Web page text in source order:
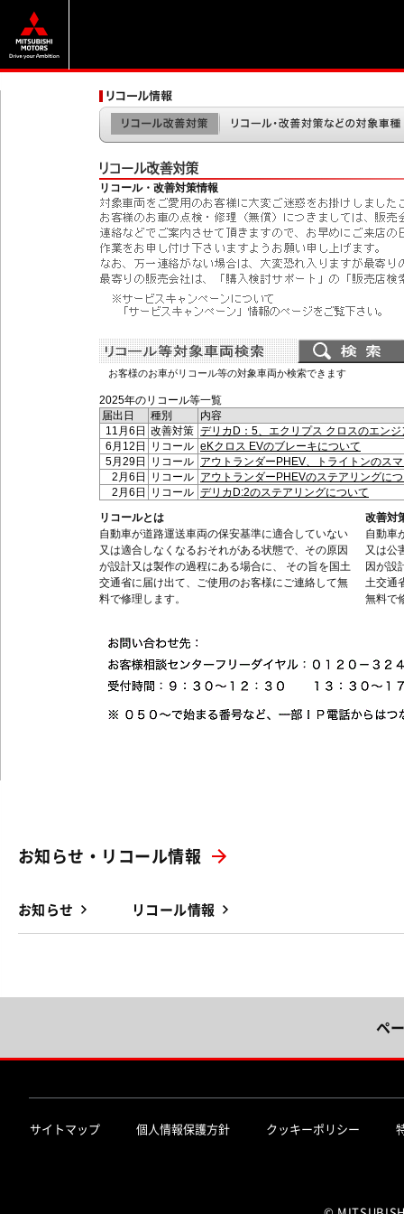
リコール・改善対策情報
お客様のお車がリコール等の対象車両か検索できます
2025年のリコール等一覧
届出日
種別
内容
11月6日 改善対策 デリカD：5、エクリプス クロスのエン
6月12日
リコール eKクロス EVのブレーキについて
5月29日
リコール アウトランダーPHEV、トライトンのス
2月6日
リコール アウトランダーPHEVのステアリングに
2月6日
リコール デリカD:2のステアリングについて
リコールとは
自動車が道路運送車両の保安基準に適合していない
又は適合しなくなるおそれがある状態で、その原因
が設計又は製作の過程にある場合に、 その旨を国土
交通省に届け出て、ご使用のお客様にご連絡して無
料で修理します。
改善対
自動車
又は公
因が設
土交通
無料で
お知らせ・リコール情報
お知らせ リコール情報
ペ
サイトマップ 個人情報保護方針 クッキーポリシー